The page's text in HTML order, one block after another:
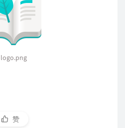
logo.png
赞